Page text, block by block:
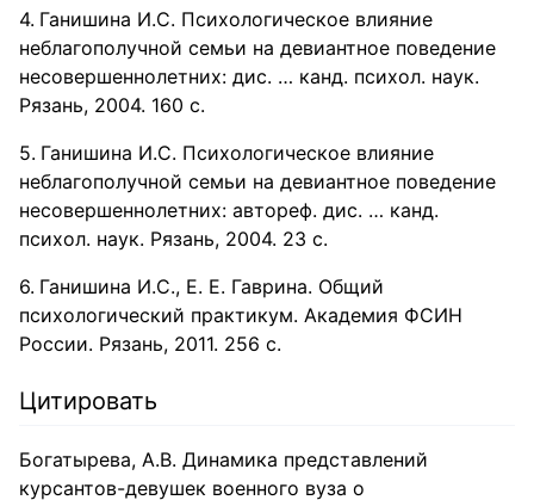
Ганишина И.С. Психологическое влияние
неблагополучной семьи на девиантное поведение
несовершеннолетних: дис. … канд. психол. наук.
Рязань, 2004. 160 с.
Ганишина И.С. Психологическое влияние
неблагополучной семьи на девиантное поведение
несовершеннолетних: автореф. дис. … канд.
психол. наук. Рязань, 2004. 23 с.
Ганишина И.С., Е. Е. Гаврина. Общий
психологический практикум. Академия ФСИН
России. Рязань, 2011. 256 с.
Цитировать
Богатырева, А.В. Динамика представлений
курсантов-девушек военного вуза о